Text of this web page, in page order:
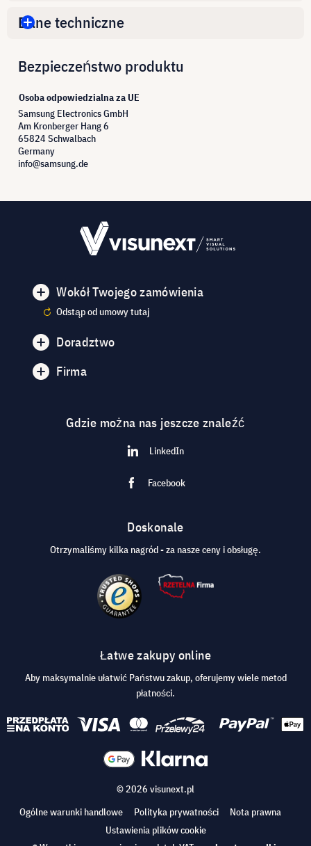
Dane techniczne
Bezpieczeństwo produktu
Osoba odpowiedzialna za UE
Samsung Electronics GmbH
Am Kronberger Hang 6
65824 Schwalbach
Germany
info@samsung.de
Wokół Twojego zamówienia
Odstąp od umowy tutaj
Doradztwo
Firma
Gdzie można nas jeszcze znaleźć
LinkedIn
Facebook
Doskonale
Otrzymaliśmy kilka nagród - za nasze ceny i obsługę.
Łatwe zakupy online
Aby maksymalnie ułatwić Państwu zakup, oferujemy wiele metod
płatności.
© 2026 visunext.pl
Ogólne warunki handlowe
Polityka prywatności
Nota prawna
Ustawienia plików cookie